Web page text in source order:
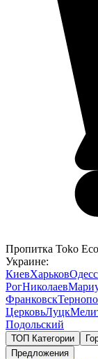
Пропитка Toko
Украине:
КиевХарьков
РогНиколаев
Франковск
ЦерковьЛуцк
Подольский
ТОП Категории
Предложения